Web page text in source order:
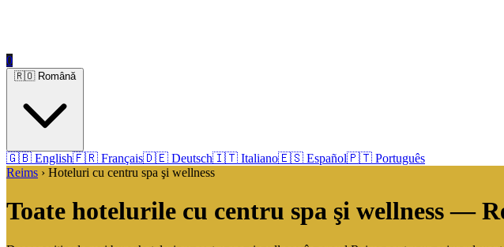
0
🇷🇴 Română
🇬🇧 English🇫🇷 Français🇩🇪 Deutsch🇮🇹 Italiano🇪🇸 Español🇵🇹 Português
Reims › Hoteluri cu centru spa şi wellness
Toate hotelurile cu centru spa şi wellness —